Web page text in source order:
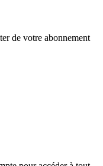
de votre abonnement